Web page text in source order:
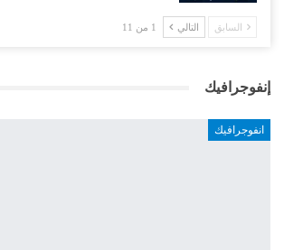
السابق التالي 1 من 11
إنفوجرافيك
انفوجرافيك